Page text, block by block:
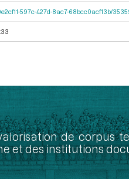
597c-427d-8ac7-68bcc0acf13b/
de corpus
et des institutions